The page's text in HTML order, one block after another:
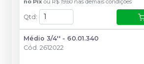
no Pix ou R$ 19,60 nas demais condições
Qtd :
Médio 3/4'' - 60.01.340
Cód. 2612022